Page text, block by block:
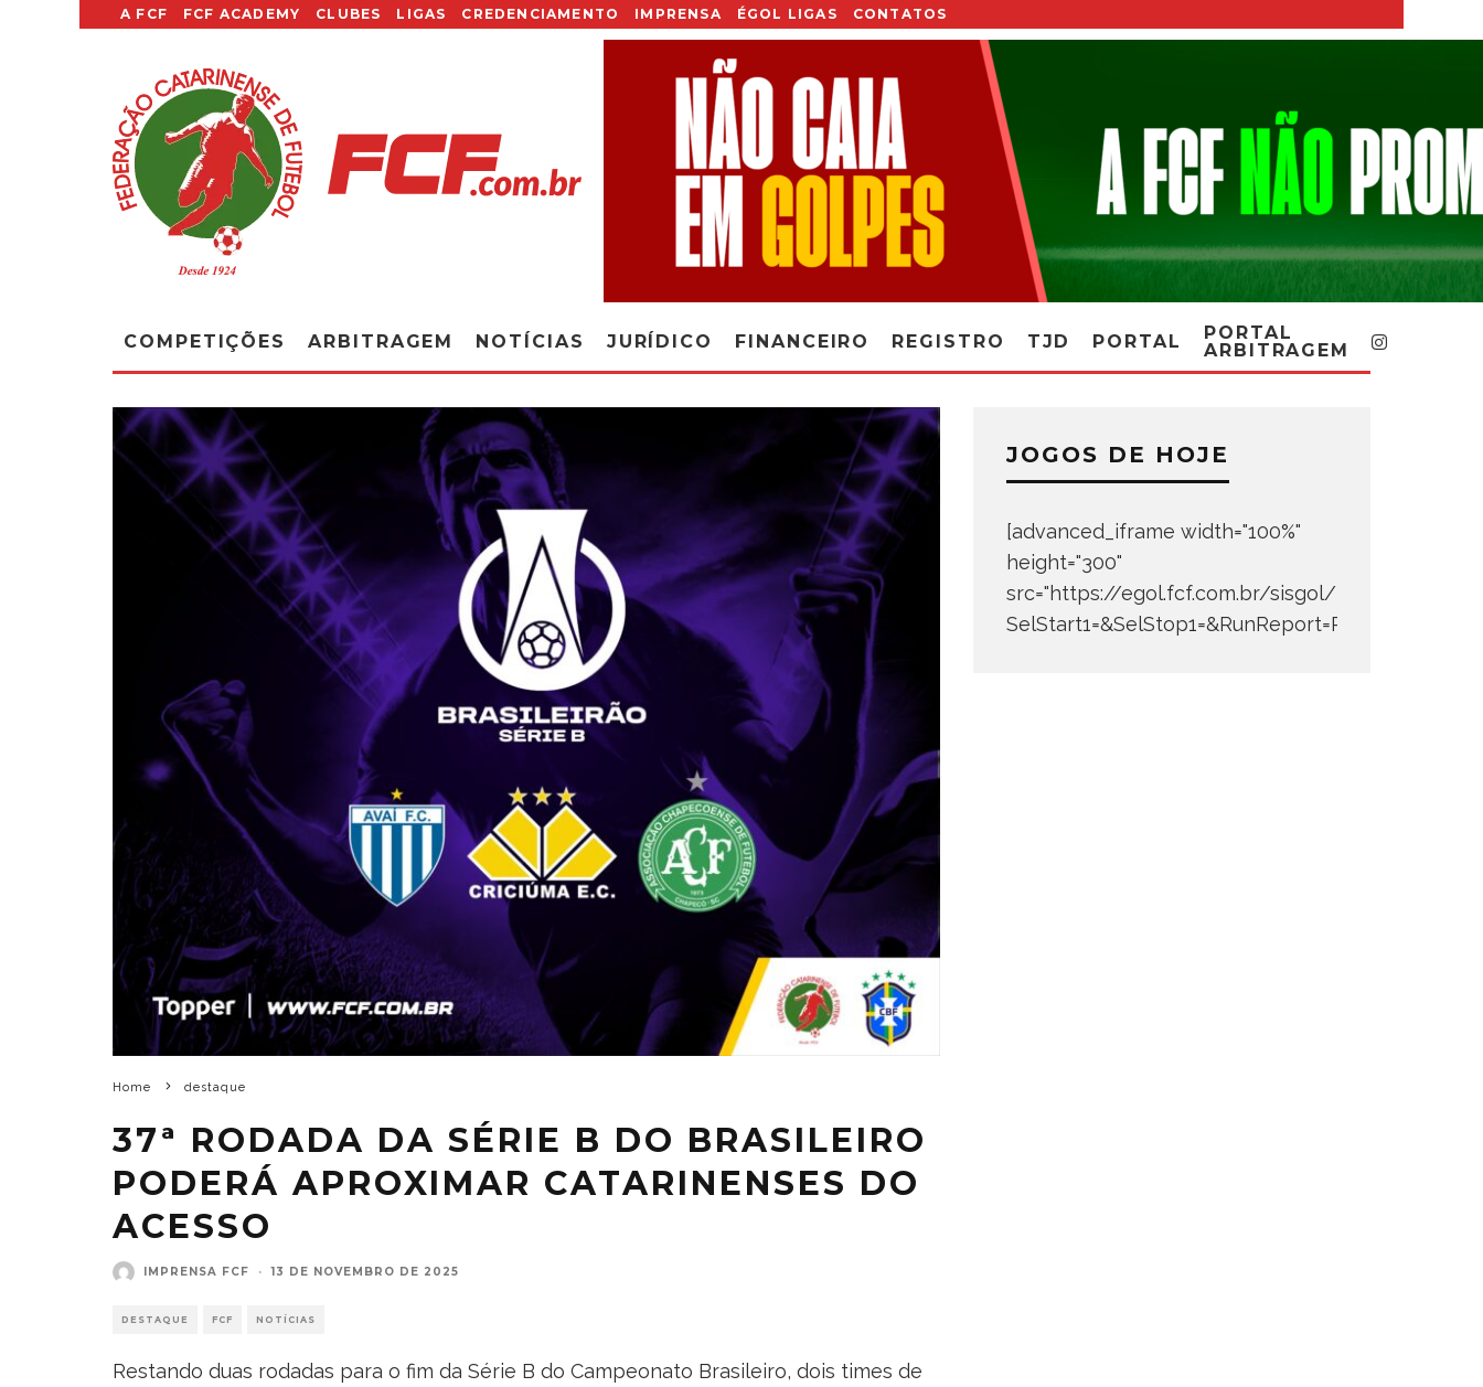
A FCF FCF ACADEMY CLUBES LIGAS CREDENCIAMENTO IMPRENSA ÉGOL LIGAS CONTATOS
COMPETIÇÕES ARBITRAGEM NOTÍCIAS JURÍDICO FINANCEIRO REGISTRO TJD PORTAL
PORTAL
ARBITRAGEM
Home destaque
37ª RODADA DA SÉRIE B DO BRASILEIRO
PODERÁ APROXIMAR CATARINENSES DO
ACESSO
IMPRENSA FCF · 13 DE NOVEMBRO DE 2025
DESTAQUE FCF NOTÍCIAS
Restando duas rodadas para o fim da Série B do Campeonato Brasileiro, dois times de
JOGOS DE HOJE
[advanced_iframe width="100%"
height="300"
src="https://egol.fcf.com.br/sisgol/
SelStart1=&SelStop1=&RunReport=Run+Report"]